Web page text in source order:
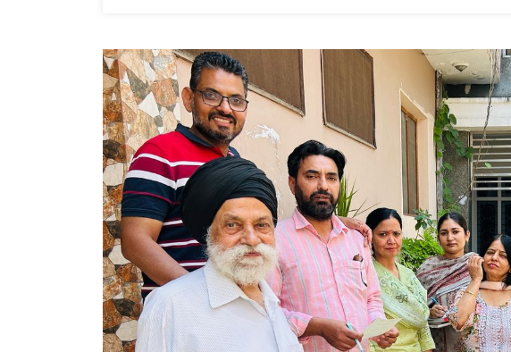
ਭਗਤ
ਨੂੰ
ਸਾਈਂ
ਮੇਲੇ
ਦਾ
ਭੇਂਟ
ਕੀਤਾ
ਸੱਦਾ
41ਵੇਂ
ਸਲਾਨਾ
ਸਾਈਂ
ਮੇਲੇ
ਵਿੱਚ
ਮਹਾਨ